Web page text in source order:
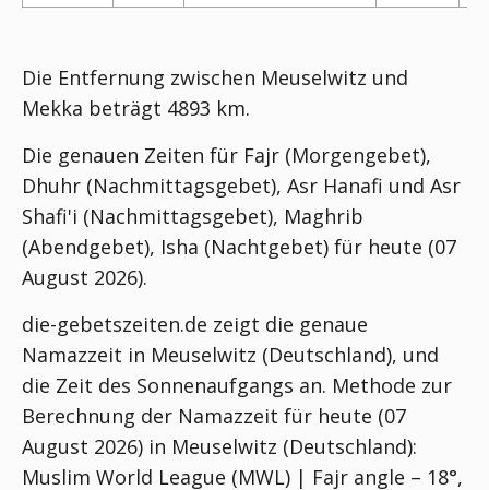
Die Entfernung zwischen Meuselwitz und
Mekka beträgt 4893 km.
Die genauen Zeiten für Fajr (Morgengebet),
Dhuhr (Nachmittagsgebet), Asr Hanafi und Asr
Shafi'i (Nachmittagsgebet), Maghrib
(Abendgebet), Isha (Nachtgebet) für heute (07
August 2026).
die-gebetszeiten.de zeigt die genaue
Namazzeit in Meuselwitz (Deutschland), und
die Zeit des Sonnenaufgangs an. Methode zur
Berechnung der Namazzeit für heute (07
August 2026) in Meuselwitz (Deutschland):
Muslim World League (MWL) | Fajr angle – 18°,